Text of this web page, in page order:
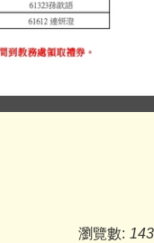
瀏覽數: 143